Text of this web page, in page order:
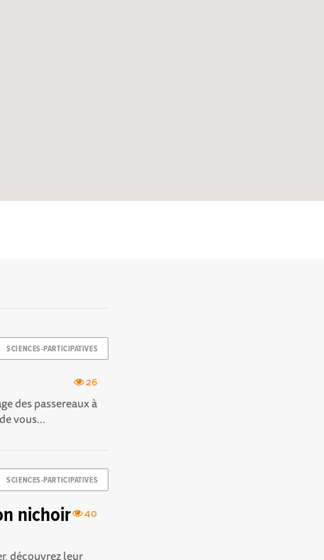
SCIENCES-PARTICIPATIVES
26
des passereaux à
vous...
SCIENCES-PARTICIPATIVES
40
nichoir
découvrez leur